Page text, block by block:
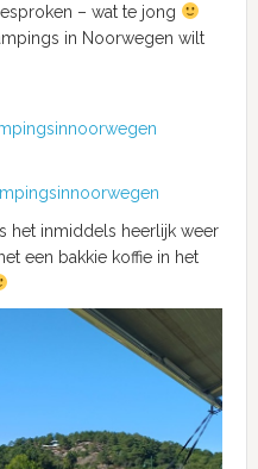
– wat te jong
in Noorwegen wilt
het inmiddels heerlijk weer
een bakkie koffie in het